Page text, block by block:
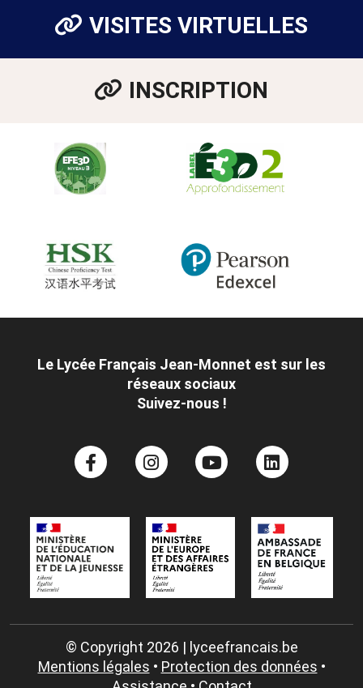
VISITES VIRTUELLES
INSCRIPTION
Le Lycée Français Jean-Monnet est sur les
réseaux sociaux
Suivez-nous !
© Copyright 2026 | lyceefrancais.be
Mentions légales • Protection des données •